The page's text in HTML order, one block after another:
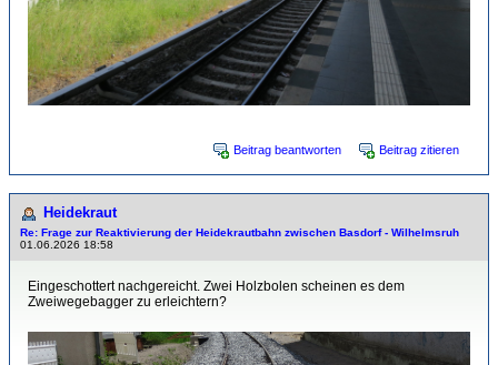
Beitrag beantworten Beitrag zitieren
Heidekraut
Re: Frage zur Reaktivierung der Heidekrautbahn zwischen Basdorf - Wilhelmsruh
01.06.2026 18:58
Eingeschottert nachgereicht. Zwei Holzbolen scheinen es dem
Zweiwegebagger zu erleichtern?